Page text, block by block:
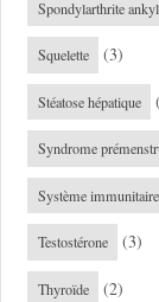
Spondylarthrite
Squelette (3)
Stéatose hépatique
Syndrome
Système immunitaire
Testostérone (3)
Thyroïde (2)